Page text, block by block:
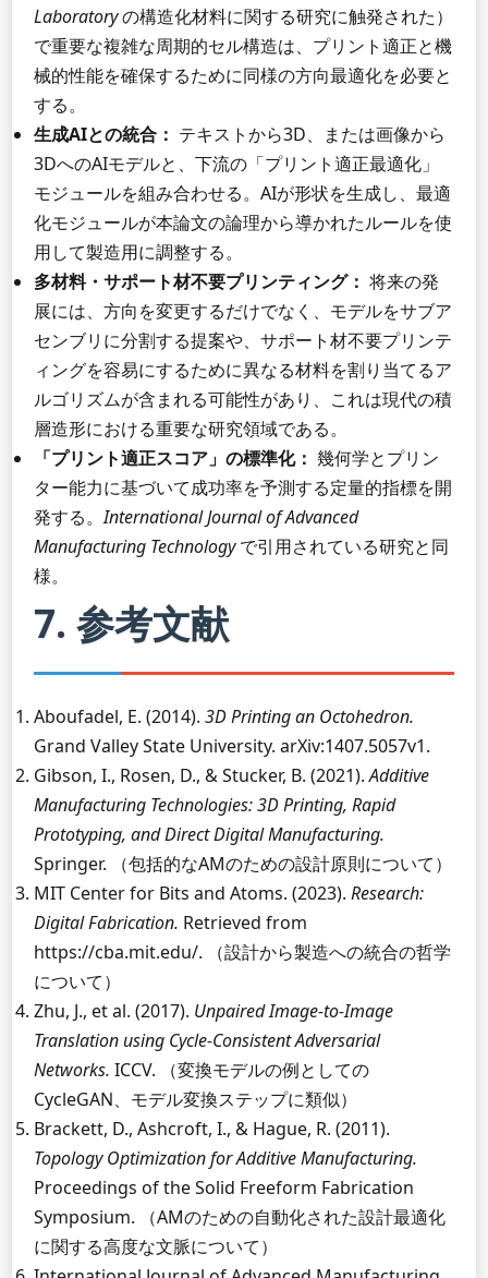
Laboratoryの構造化材料に関する研究に触発された）
で重要な複雑な周期的セル構造は、プリント適正と機
械的性能を確保するために同様の方向最適化を必要と
する。
生成AIとの統合： テキストから3D、または画像から
3DへのAIモデルと、下流の「プリント適正最適化」
モジュールを組み合わせる。AIが形状を生成し、最適
化モジュールが本論文の論理から導かれたルールを使
用して製造用に調整する。
多材料・サポート材不要プリンティング： 将来の発
展には、方向を変更するだけでなく、モデルをサブア
センブリに分割する提案や、サポート材不要プリンテ
ィングを容易にするために異なる材料を割り当てるア
ルゴリズムが含まれる可能性があり、これは現代の積
層造形における重要な研究領域である。
「プリント適正スコア」の標準化： 幾何学とプリン
ター能力に基づいて成功率を予測する定量的指標を開
発する。International Journal of Advanced
Manufacturing Technologyで引用されている研究と同
様。
7. 参考文献
Aboufadel, E. (2014). 3D Printing an Octohedron.
Grand Valley State University. arXiv:1407.5057v1.
Gibson, I., Rosen, D., & Stucker, B. (2021).Additive
Manufacturing Technologies: 3D Printing, Rapid
Prototyping, and Direct Digital Manufacturing.
Springer. （包括的なAMのための設計原則について）
MIT Center for Bits and Atoms. (2023). Research:
Digital Fabrication. Retrieved from
https://cba.mit.edu/. （設計から製造への統合の哲学
について）
Zhu, J., et al. (2017). Unpaired Image-to-Image
Translation using Cycle-Consistent Adversarial
Networks. ICCV. （変換モデルの例としての
CycleGAN、モデル変換ステップに類似）
Brackett, D., Ashcroft, I., & Hague, R. (2011).
Topology Optimization for Additive Manufacturing.
Proceedings of the Solid Freeform Fabrication
Symposium. （AMのための自動化された設計最適化
に関する高度な文脈について）